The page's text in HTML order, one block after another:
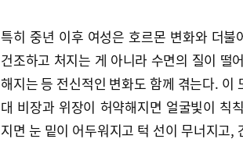
특히 중년 이후 여성은 호르몬 변화와 더
건조하고 처지는 게 아니라 수면의 질이 떨
해지는 등 전신적인 변화도 함께 겪는다. 이
대 비장과 위장이 허약해지면 얼굴빛이 칙
지면 눈 밑이 어두워지고 턱 선이 무너지고